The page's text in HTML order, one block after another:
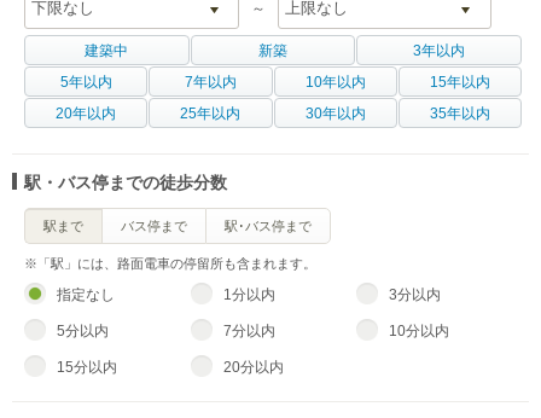
～
建築中 新築
3年以内
5年以内
7年以内 10年以内
15年以内
20年以内
25年以内 30年以内 35年以内
駅・バス停までの徒歩分数
駅まで バス停まで 駅･バス停まで
指定なし 1分以内 3分以内
5分以内 7分以内 10分以内
15分以内 20分以内
※「駅」には、路面電車の停留所も含まれます。